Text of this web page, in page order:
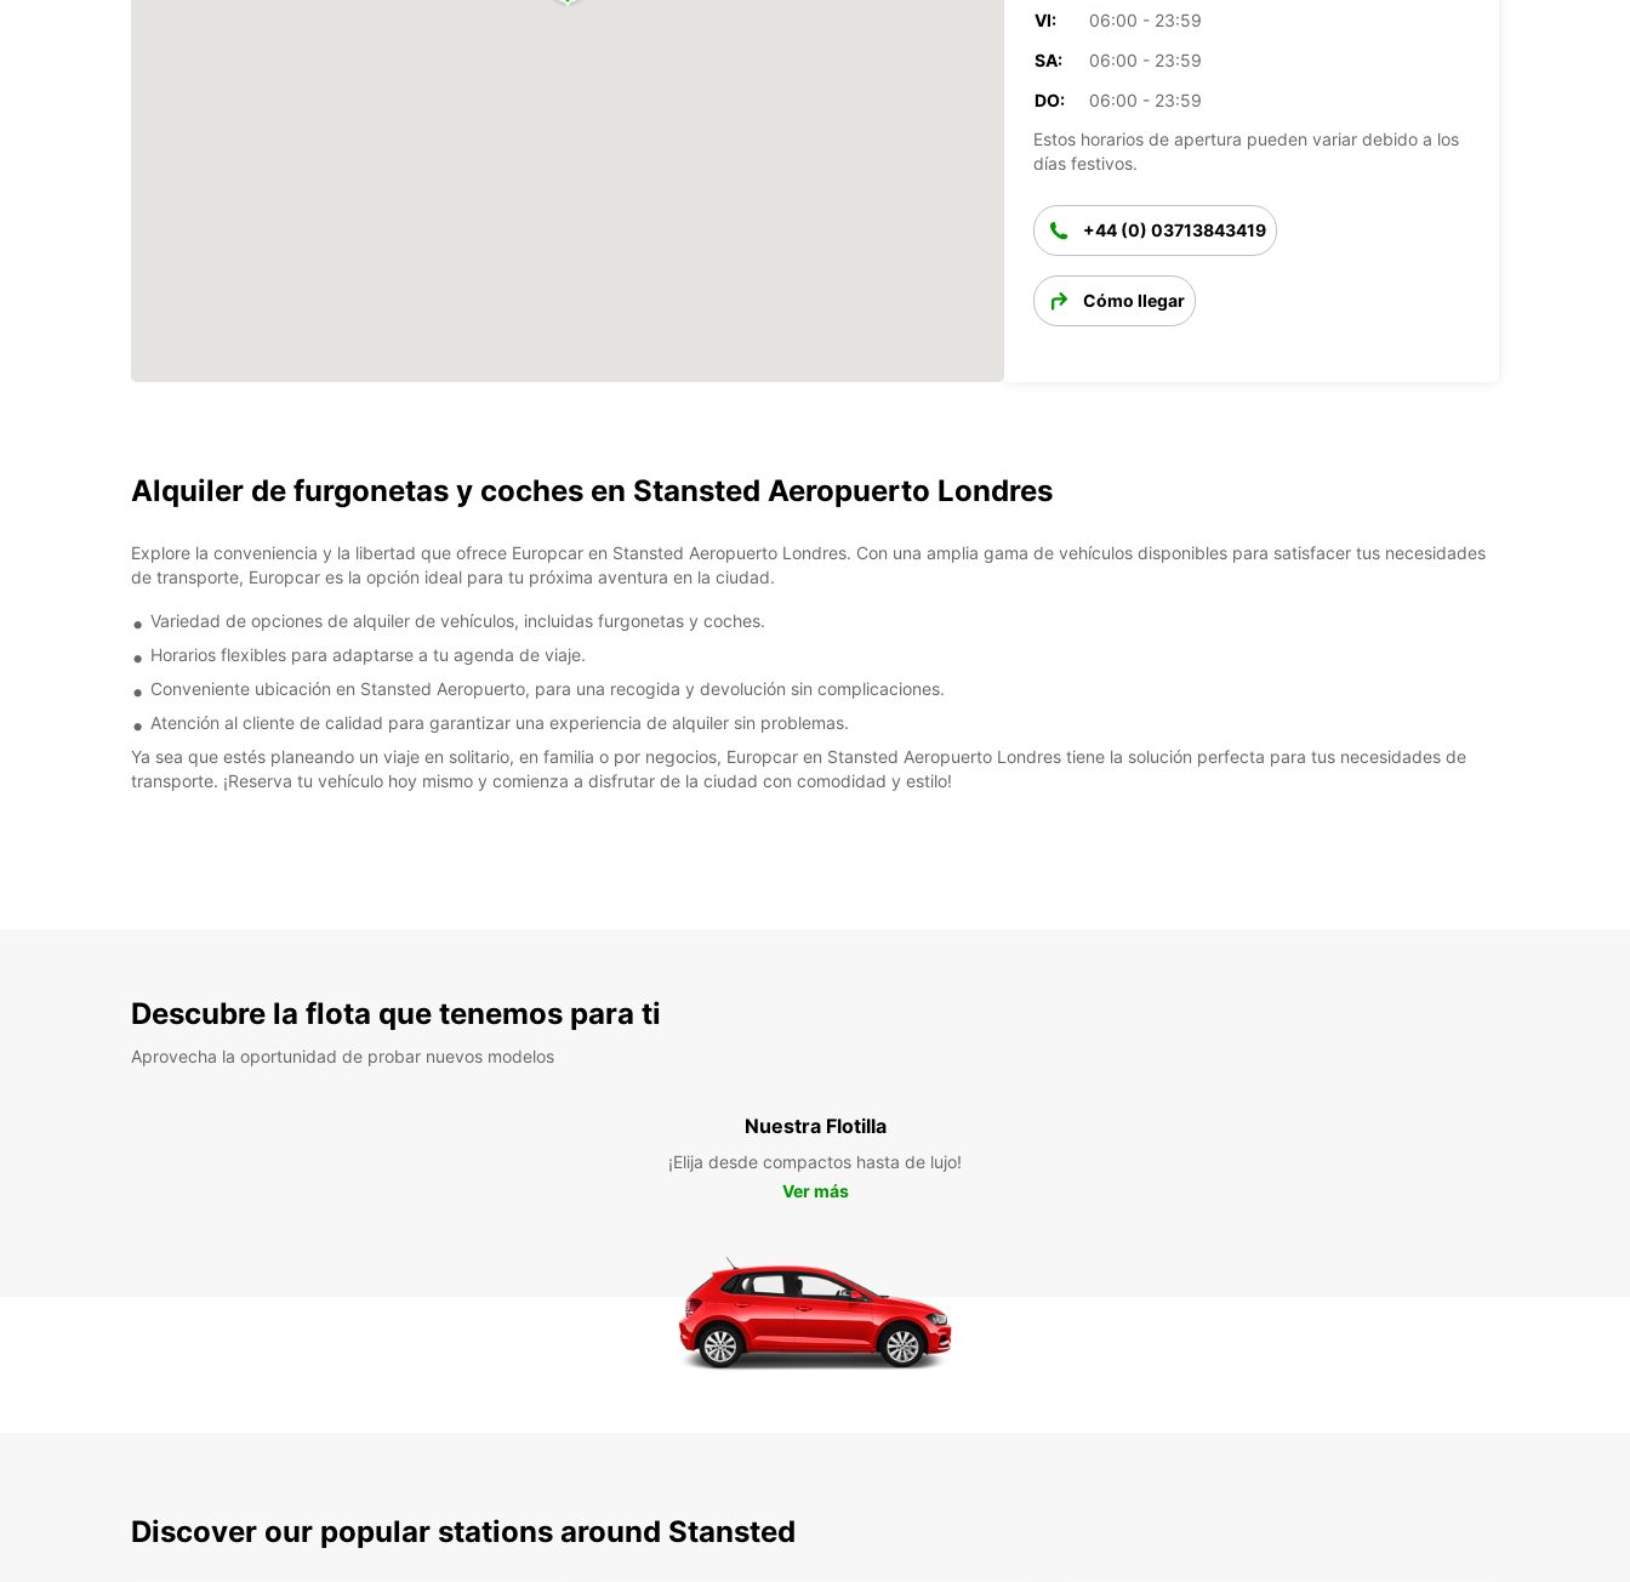
VI:
06:00 - 23:59
SA:
06:00 - 23:59
DO:
06:00 - 23:59
Estos horarios de apertura pueden variar debido a los
días festivos.
+44 (0) 03713843419
Cómo llegar
Alquiler de furgonetas y coches en Stansted Aeropuerto Londres
Explore la conveniencia y la libertad que ofrece Europcar en Stansted Aeropuerto Londres. Con una amplia gama de vehículos disponibles para satisfacer tus necesidades
de transporte, Europcar es la opción ideal para tu próxima aventura en la ciudad.
Variedad de opciones de alquiler de vehículos, incluidas furgonetas y coches.
Horarios flexibles para adaptarse a tu agenda de viaje.
Conveniente ubicación en Stansted Aeropuerto, para una recogida y devolución sin complicaciones.
Atención al cliente de calidad para garantizar una experiencia de alquiler sin problemas.
Ya sea que estés planeando un viaje en solitario, en familia o por negocios, Europcar en Stansted Aeropuerto Londres tiene la solución perfecta para tus necesidades de
transporte. ¡Reserva tu vehículo hoy mismo y comienza a disfrutar de la ciudad con comodidad y estilo!
Descubre la flota que tenemos para ti
Aprovecha la oportunidad de probar nuevos modelos
Nuestra Flotilla
¡Elija desde compactos hasta de lujo!
Ver más
Discover our popular stations around Stansted